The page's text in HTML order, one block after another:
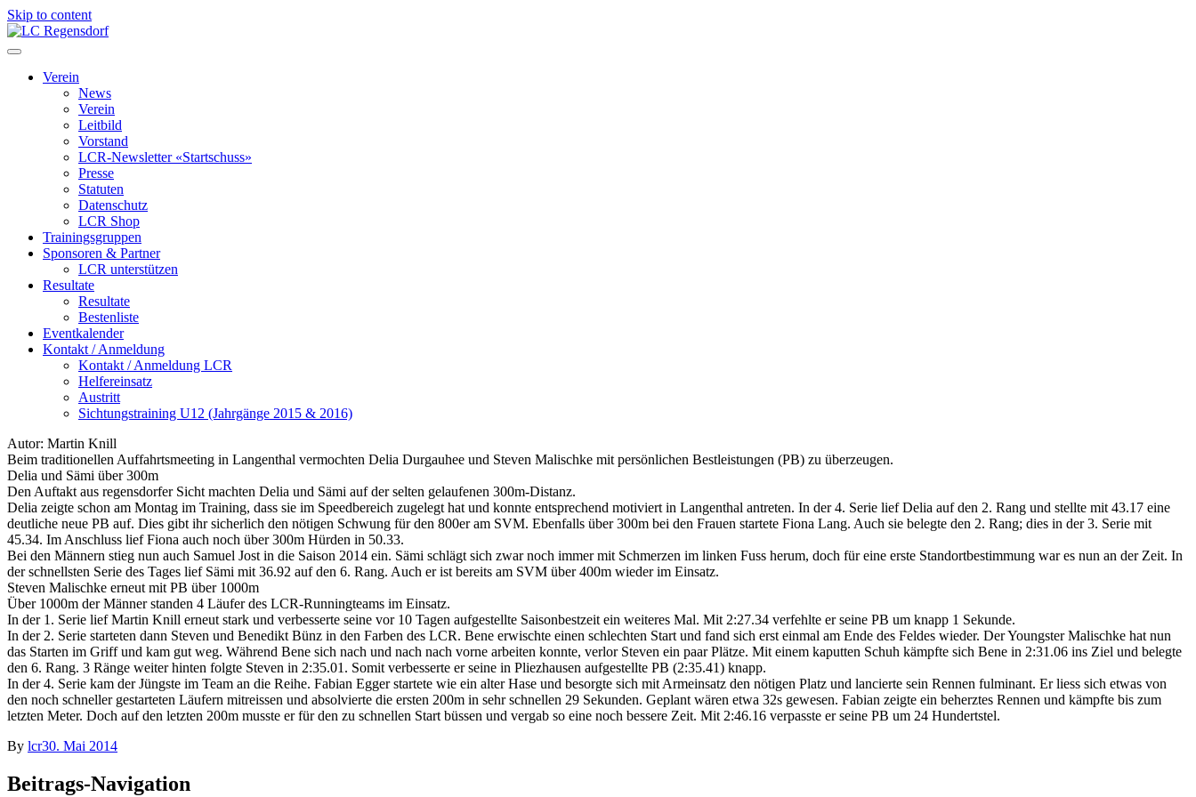
Skip to content
LC Regensdorf
Verein
News
Verein
Leitbild
Vorstand
LCR-Newsletter «Startschuss»
Presse
Statuten
Datenschutz
LCR Shop
Trainingsgruppen
Sponsoren & Partner
LCR unterstützen
Resultate
Resultate
Bestenliste
Eventkalender
Kontakt / Anmeldung
Kontakt / Anmeldung LCR
Helfereinsatz
Austritt
Sichtungstraining U12 (Jahrgänge 2015 & 2016)
Autor: Martin Knill
Beim traditionellen Auffahrtsmeeting in Langenthal vermochten Delia Durgauhee und Steven Malischke mit persönlichen Bestleistungen (PB) zu überzeugen.
Delia und Sämi über 300m
Den Auftakt aus regensdorfer Sicht machten Delia und Sämi auf der selten gelaufenen 300m-Distanz.
Delia zeigte schon am Montag im Training, dass sie im Speedbereich zugelegt hat und konnte entsprechend motiviert in Langenthal antreten. In der 4. Serie lief Delia auf den 2. Rang und stellte mit 43.17 eine
deutliche neue PB auf. Dies gibt ihr sicherlich den nötigen Schwung für den 800er am SVM. Ebenfalls über 300m bei den Frauen startete Fiona Lang. Auch sie belegte den 2. Rang; dies in der 3. Serie mit
45.34. Im Anschluss lief Fiona auch noch über 300m Hürden in 50.33.
Bei den Männern stieg nun auch Samuel Jost in die Saison 2014 ein. Sämi schlägt sich zwar noch immer mit Schmerzen im linken Fuss herum, doch für eine erste Standortbestimmung war es nun an der Zeit. In
der schnellsten Serie des Tages lief Sämi mit 36.92 auf den 6. Rang. Auch er ist bereits am SVM über 400m wieder im Einsatz.
Steven Malischke erneut mit PB über 1000m
Über 1000m der Männer standen 4 Läufer des LCR-Runningteams im Einsatz.
In der 1. Serie lief Martin Knill erneut stark und verbesserte seine vor 10 Tagen aufgestellte Saisonbestzeit ein weiteres Mal. Mit 2:27.34 verfehlte er seine PB um knapp 1 Sekunde.
In der 2. Serie starteten dann Steven und Benedikt Bünz in den Farben des LCR. Bene erwischte einen schlechten Start und fand sich erst einmal am Ende des Feldes wieder. Der Youngster Malischke hat nun
das Starten im Griff und kam gut weg. Während Bene sich nach und nach nach vorne arbeiten konnte, verlor Steven ein paar Plätze. Mit einem kaputten Schuh kämpfte sich Bene in 2:31.06 ins Ziel und belegte
den 6. Rang. 3 Ränge weiter hinten folgte Steven in 2:35.01. Somit verbesserte er seine in Pliezhausen aufgestellte PB (2:35.41) knapp.
In der 4. Serie kam der Jüngste im Team an die Reihe. Fabian Egger startete wie ein alter Hase und besorgte sich mit Armeinsatz den nötigen Platz und lancierte sein Rennen fulminant. Er liess sich etwas von
den noch schneller gestarteten Läufern mitreissen und absolvierte die ersten 200m in sehr schnellen 29 Sekunden. Geplant wären etwa 32s gewesen. Fabian zeigte ein beherztes Rennen und kämpfte bis zum
letzten Meter. Doch auf den letzten 200m musste er für den zu schnellen Start büssen und vergab so eine noch bessere Zeit. Mit 2:46.16 verpasste er seine PB um 24 Hundertstel.
By lcr30. Mai 2014
Beitrags-Navigation